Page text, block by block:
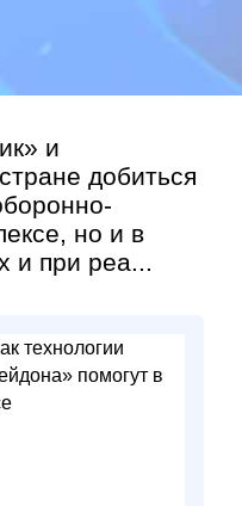
и
добиться
но и в
и при реа...